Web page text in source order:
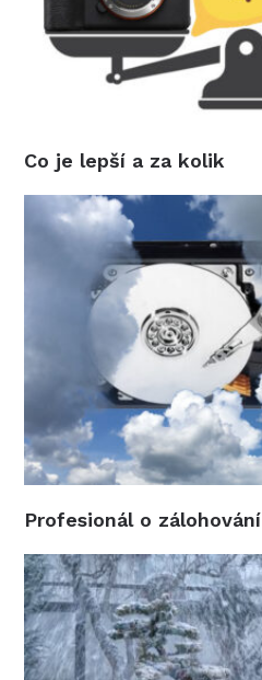
Co je lepší a za kolik
Profesionál o zálohování